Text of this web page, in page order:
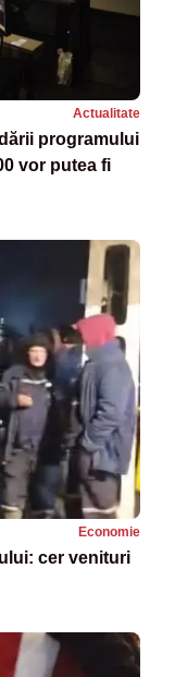
Actualitate
programului
vor putea fi
Economie
cer venituri